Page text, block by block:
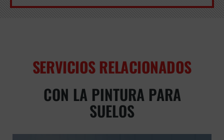
SERVICIOS RELACIONADOS
CON LA PINTURA PARA
SUELOS